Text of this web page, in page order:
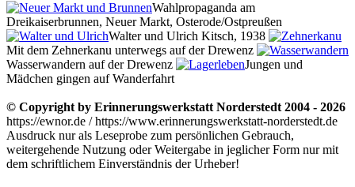
Wahlpropaganda am
Dreikaiserbrunnen, Neuer Markt, Osterode/Ostpreußen
Walter und Ulrich Kitsch, 1938
Mit dem Zehnerkanu unterwegs auf der Drewenz
Wasserwandern auf der Drewenz
Jungen und
Mädchen gingen auf Wanderfahrt
© Copyright by Erinnerungswerkstatt Norderstedt 2004 - 2026
https://ewnor.de / https://www.erinnerungswerkstatt-norderstedt.de
Ausdruck nur als Leseprobe zum persönlichen Gebrauch,
weitergehende Nutzung oder Weitergabe in jeglicher Form nur mit
dem schriftlichem Einverständnis der Urheber!